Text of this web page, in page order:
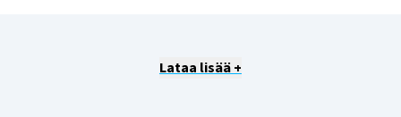
Lataa lisää +